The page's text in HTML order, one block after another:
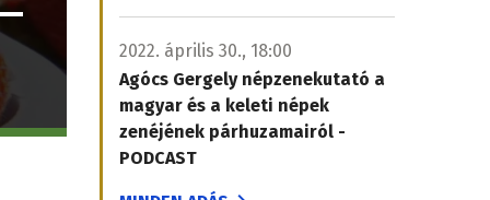
2022. április 30., 18:00
Agócs Gergely népzenekutató a
magyar és a keleti népek
zenéjének párhuzamairól -
PODCAST